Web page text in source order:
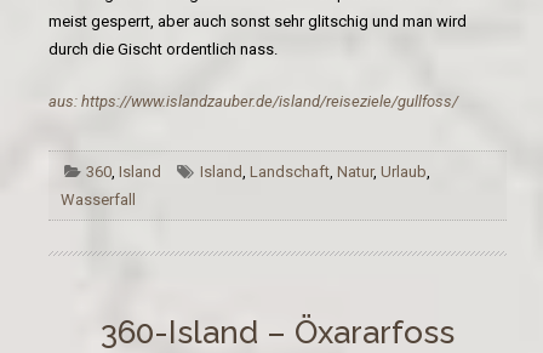
meist gesperrt, aber auch sonst sehr glitschig und man wird
durch die Gischt ordentlich nass.
aus: https://www.islandzauber.de/island/reiseziele/gullfoss/
360,Island Island, Landschaft, Natur, Urlaub,
Wasserfall
360-Island – Öxararfoss